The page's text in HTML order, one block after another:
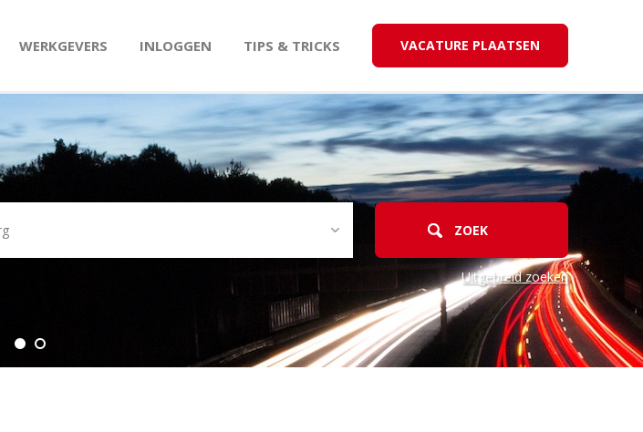
WERKGEVERS INLOGGEN TIPS & TRICKS VACATURE PLAATSEN
Uitgebreid zoeken